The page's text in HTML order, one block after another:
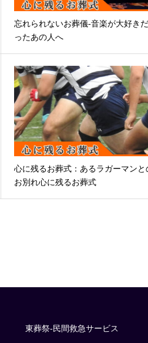
忘れられないお葬儀-音楽が大好き
ったあの人へ
心に残るお葬式：あるラガーマンと
お別れ心に残るお葬式
東葬祭-民間救急サービス